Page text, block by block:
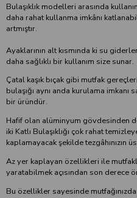
Bulaşıklık modelleri arasında
daha rahat kullanma imkânı
artmıştır.
Ayaklarının alt kısmında ki su
daha sağlıklı bir kullanım size sunar.
Çatal kaşık bıçak gibi mutfak
bulaşığı aynı anda kurulama
bir üründür.
Hafif olan alüminyum gövdesinden
iki Katlı Bulaşıklığı çok rahat
kaplamayacak şekilde tezgâhınızın
Az yer kaplayan özellikleri ile
yaratabilmek açısından son
Bu özellikler sayesinde